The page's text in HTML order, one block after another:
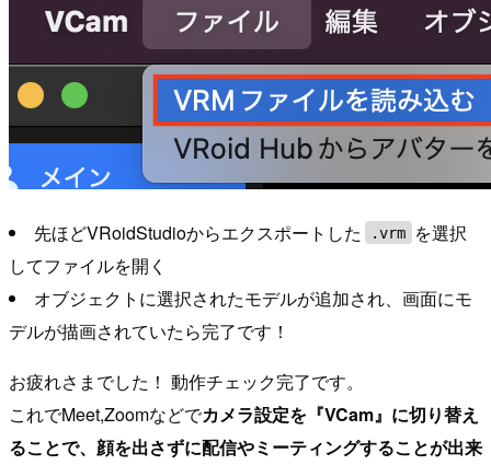
先ほどVRoidStudioからエクスポートした .vrm
を選択
してファイルを開く
オブジェクトに選択されたモデルが追加され、画面にモ
デルが描画されていたら完了です！
お疲れさまでした！ 動作チェック完了です。
これでMeet,Zoomなどでカメラ設定を『VCam』に切り替え
ることで、顔を出さずに配信やミーティングすることが出来